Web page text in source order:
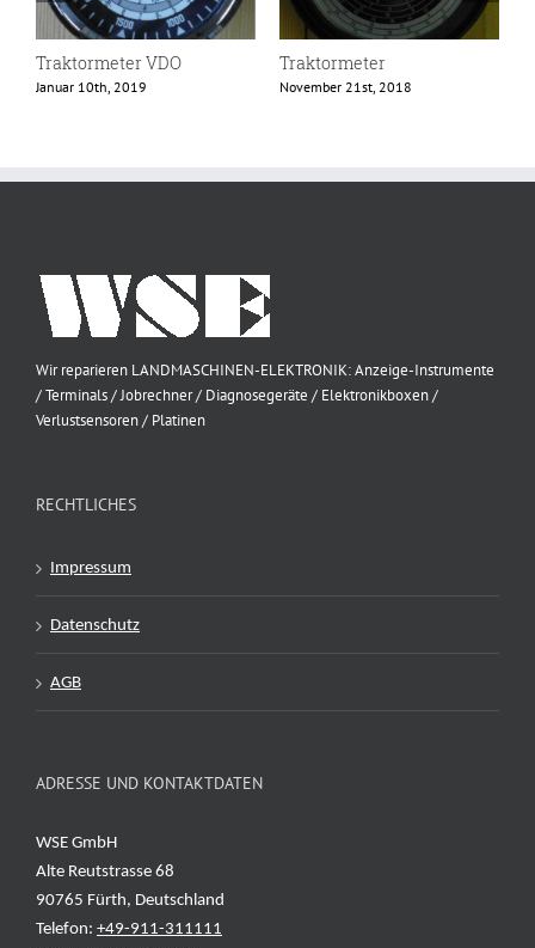
Traktormeter VDO
Januar 10th, 2019
Traktormeter
November 21st, 2018
Wir reparieren LANDMASCHINEN-ELEKTRONIK: Anzeige-Instrumente
/ Terminals / Jobrechner / Diagnosegeräte / Elektronikboxen /
Verlustsensoren / Platinen
RECHTLICHES
Impressum
Datenschutz
AGB
ADRESSE UND KONTAKTDATEN
WSE GmbH
Alte Reutstrasse 68
90765 Fürth, Deutschland
Telefon: +49-911-311111